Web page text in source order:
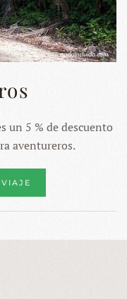
un 5 % de descuento
aventureros.